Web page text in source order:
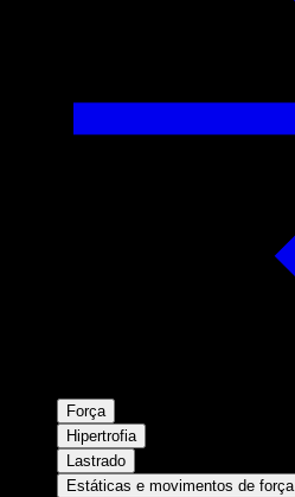
Força
Hipertrofia
Lastrado
Estáticas e movimentos de força